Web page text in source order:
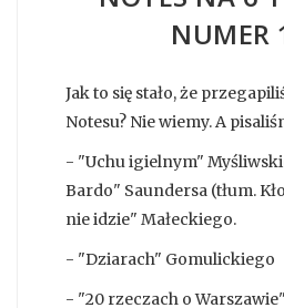
NUMER
Jak to się stało, że
Notesu? Nie wiemy. A
- "Uchu igielnym"
Bardo" Saundersa (tłum.
nie idzie" Małeckiego.
- "Dziarach" Gomulickiego
- "20 rzeczach o